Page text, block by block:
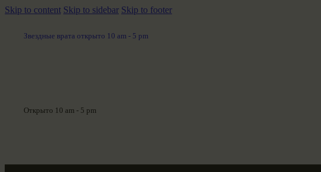
Skip to content Skip to sidebar Skip to footer
Звездные врата открыто 10 am - 5 pm
Открыто 10 am - 5 pm